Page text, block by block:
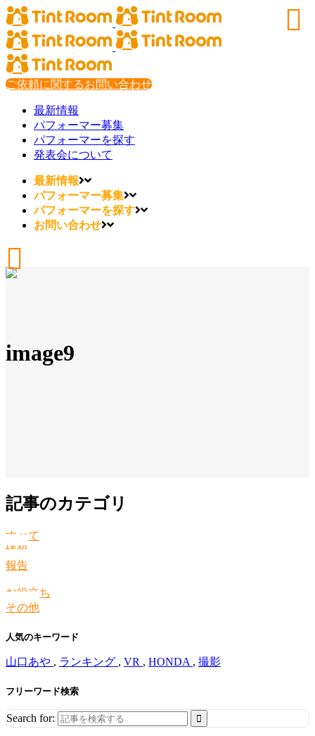
ご依頼に関するお問い合わせ
最新情報
パフォーマー募集
パフォーマーを探す
発表会について
最新情報
パフォーマー募集
パフォーマーを探す
お問い合わせ
image9
記事のカテゴリ
すべて
情報
報告
お役立ち
その他
人気のキーワード
山口あや , ランキング , VR , HONDA , 撮影
フリーワード検索
Search for: